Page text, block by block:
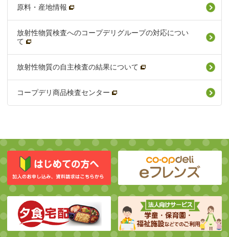
原料・産地情報
放射性物質検査へのコープデリグループの対応につい
て
放射性物質の自主検査の結果について
コープデリ商品検査センター